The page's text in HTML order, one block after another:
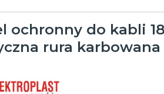
ochronny do kabli
rura karbowana